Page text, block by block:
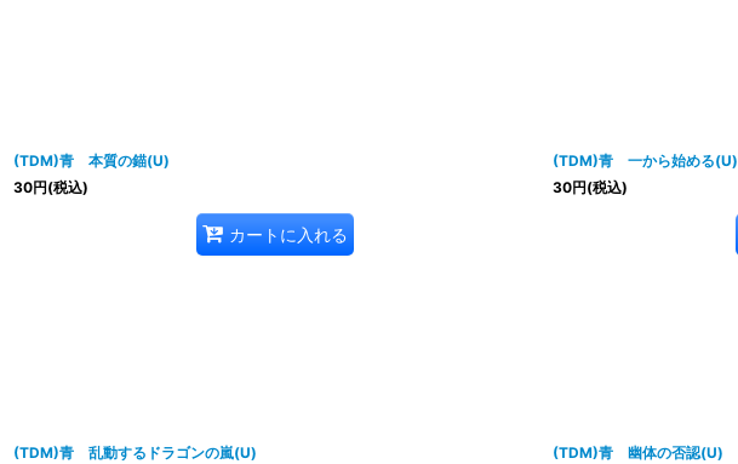
(TDM)青 本質の錨(U)
30円(税込)
カートに入れる
(TDM)青 一から始める(U)
30円(税込)
(TDM)青 乱動するドラゴンの嵐(U)
(TDM)青 幽体の否認(U)